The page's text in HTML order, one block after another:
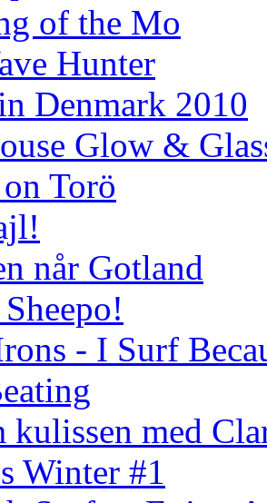
of the Mo
Hunter
Denmark 2010
Glow &
Torö
når Gotland
- I Surf
kulissen med
Winter #1